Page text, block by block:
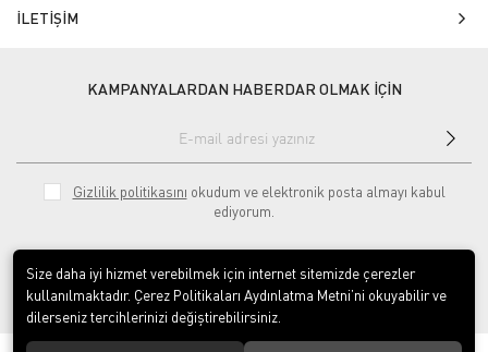
İLETİŞİM
KAMPANYALARDAN HABERDAR OLMAK İÇİN
Gizlilik politikasını okudum ve elektronik posta almayı kabul
ediyorum.
Size daha iyi hizmet verebilmek için internet sitemizde çerezler
kullanılmaktadır. Çerez Politikaları Aydınlatma Metni’ni okuyabilir ve
dilerseniz tercihlerinizi değiştirebilirsiniz.